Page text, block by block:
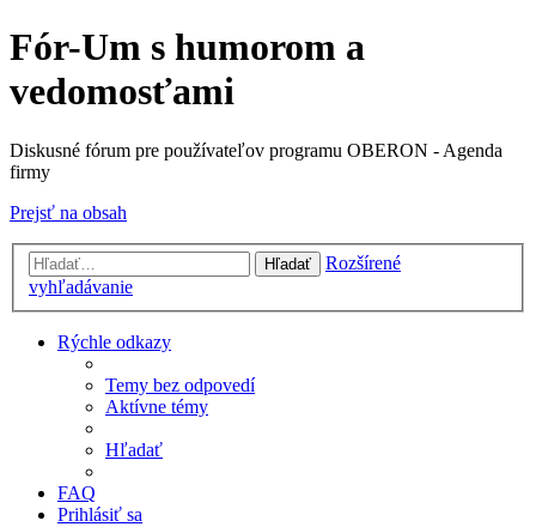
Fór-Um s humorom a
vedomosťami
Diskusné fórum pre používateľov programu OBERON - Agenda
firmy
Prejsť na obsah
Hľadať
Rozšírené
vyhľadávanie
Rýchle odkazy
Temy bez odpovedí
Aktívne témy
Hľadať
FAQ
Prihlásiť sa